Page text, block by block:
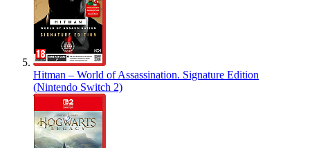
Hitman – World of Assassination. Signature Edition
(Nintendo Switch 2)